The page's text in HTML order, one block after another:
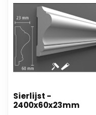
Sierlijst -
2400x60x23mm